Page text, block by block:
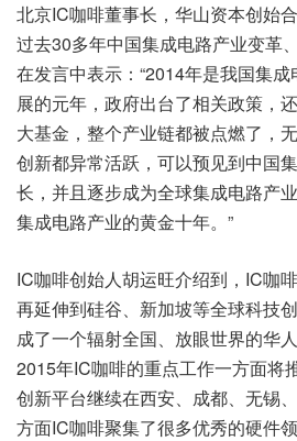
北京IC咖啡董事长，华山资本创始
过去30多年中国集成电路产业变革
在发言中表示：“2014年是我国集
展的元年，政府出台了相关政策，
大基金，整个产业链都被点燃了，
创新都异常活跃，可以预见到中国
长，并且逐步成为全球集成电路产
集成电路产业的黄金十年。”
IC咖啡创始人胡运旺介绍到，IC咖
再延伸到硅谷、新加坡等全球科技
成了一个辐射全国、放眼世界的华
2015年IC咖啡的重点工作一方面将
创新平台继续在西安、成都、无锡
方面IC咖啡聚集了很多优秀的硬件